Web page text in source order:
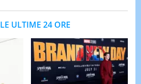
ULTIME 24 ORE